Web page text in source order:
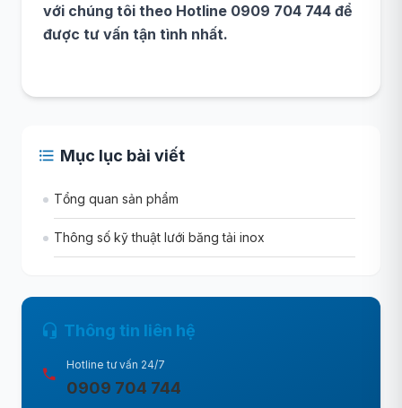
với chúng tôi theo Hotline 0909 704 744 để
được tư vấn tận tình nhất.
Mục lục bài viết
Tổng quan sản phẩm
Thông số kỹ thuật lưới băng tải inox
Thông tin liên hệ
Hotline tư vấn 24/7
0909 704 744